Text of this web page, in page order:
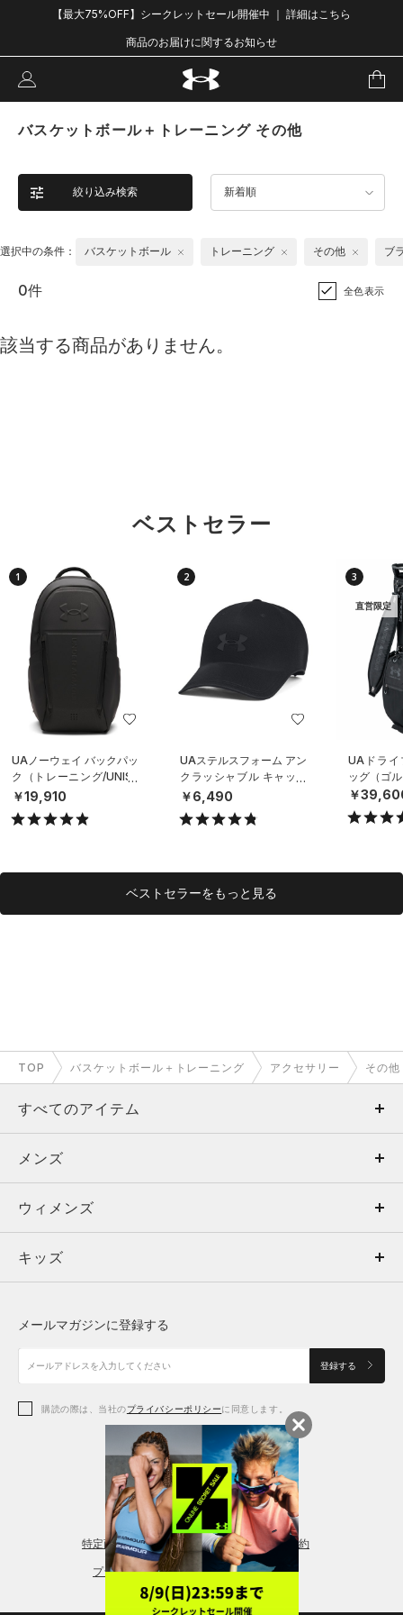
【最大75%OFF】シークレットセール開催中 ｜ 詳細はこちら
商品のお届けに関するお知らせ
バスケットボール＋トレーニング その他
絞り込み検索 新着順
選択中の条件： バスケットボール トレーニング その他 ブ
0件 全色表示
該当する商品がありません。
ベストセラー
1
UAノーウェイ バックパッ
ク（トレーニング/UNISE
X）
￥19,910
2
UAステルスフォーム アン
クラッシャブル キャップ
（ライフスタイル/UNISE
￥6,490
3
直営限定
UAドライ
ッグ（ゴ
￥
ベストセラーをもっと見る
TOP バスケットボール＋トレーニング アクセサリー その他
すべてのアイテム
メンズ
ウィメンズ
キッズ
アクセサリー
メンズ
トップス
ボトムス
アクセサリー
ウィメンズ
トップス
シューズ
アクセサリー
レギンス＆タイツ
キッズ
シューズ
メールマガジンに登録する
登録する
購読の際は、当社のプライバシーポリシーに同意します。
特定商取引法に基づく通販の表記 会員規約
プライバシーポリシー